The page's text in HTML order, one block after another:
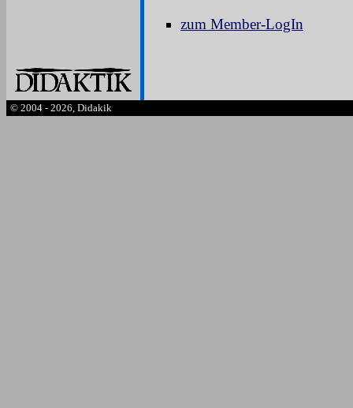
zum Member-LogIn
© 2004 - 2026, Didakik